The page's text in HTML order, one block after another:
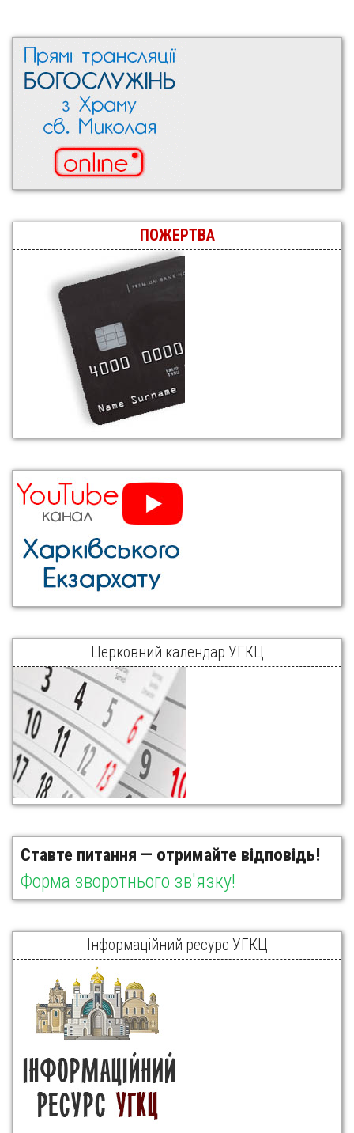
ПОЖЕРТВА
Церковний календар УГКЦ
Ставте питання — отримайте відповідь!
Форма зворотнього зв'язку!
Інформаційний ресурс УГКЦ